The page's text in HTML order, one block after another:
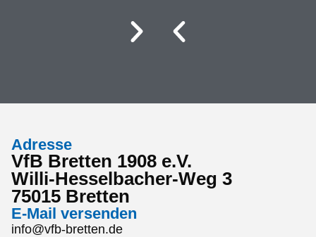
Adresse
VfB Bretten 1908 e.V.
Willi-Hesselbacher-Weg 3
75015 Bretten
E-Mail versenden
info@vfb-bretten.de